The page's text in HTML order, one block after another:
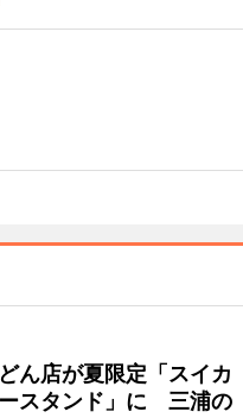
ん店が夏限定「スイカ
スタンド」に 三浦の